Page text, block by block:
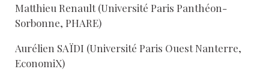
Matthieu Renault (Université Paris Panthéon-
Sorbonne, PHARE)
Aurélien SAÏDI (Université Paris Ouest Nanterre,
EconomiX)